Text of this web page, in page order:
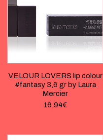
VELOUR LOVERS lip colour
#fantasy 3,6 gr by Laura
Mercier
16,94€